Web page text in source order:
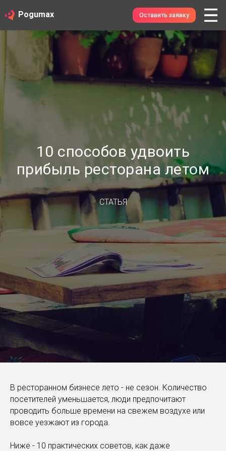
Оставить заявку
Pogumax
10 способов удвоить
прибыль ресторана летом
СТАТЬЯ
В ресторанном бизнесе лето - не сезон. Количество
посетителей уменьшается, люди предпочитают
проводить больше времени на свежем воздухе или
вовсе уезжают из города.
Ниже - 10 практических советов, как даже